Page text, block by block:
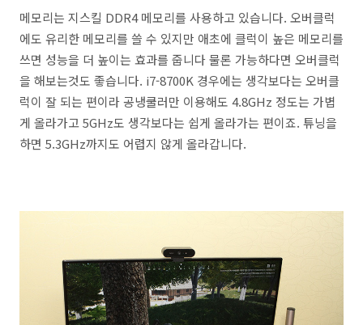
메모리는 지스킬 DDR4 메모리를 사용하고 있습니다. 오버클럭
에도 유리한 메모리를 쓸 수 있지만 애초에 클럭이 높은 메모리를
쓰면 성능을 더 높이는 효과를 줍니다 물론 가능하다면 오버클럭
을 해보는것도 좋습니다. i7-8700K 경우에는 생각보다는 오버클
럭이 잘 되는 편이라 공냉쿨러만 이용해도 4.8GHz 정도는 가볍
게 올라가고 5GHz도 생각보다는 쉽게 올라가는 편이죠. 튜닝을
하면 5.3GHz까지도 어렵지 않게 올라갑니다.